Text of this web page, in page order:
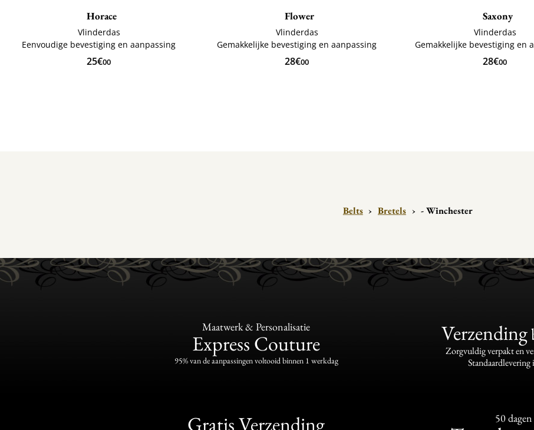
Horace
Vlinderdas
Eenvoudige bevestiging en aanpassing
25€00
Flower
Vlinderdas
Gemakkelijke bevestiging en aanpassing
28€00
Saxony
Vlinderdas
Gemakkelijke bevestiging en
28€00
Belts › Bretels › - Winchester
Maatwerk & Personalisatie
Express Couture
95% van de aanpassingen voltooid binnen 1 werkdag
Verzending
Zorgvuldig verpakt en
Gratis Verzending 50